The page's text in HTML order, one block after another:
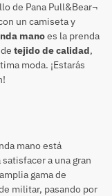
de Pana Pull&Bear¬
un camiseta y
manoes la prenda
tejido de calidad,
moda. ¡Estarás
mano está
a una gran
gama de
militar, pasando por